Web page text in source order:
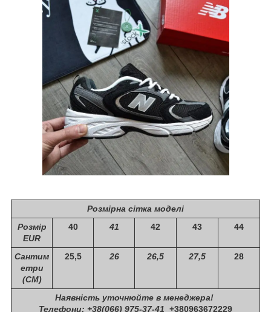
Розмірна сітка моделі
Розмір
EUR
40 41 42 43 44
Сантим
етри
(СМ)
25,5 26 26,5 27,5 28
Наявність уточнюйте в менеджера!
Телефони: +38(066) 975-37-41 +380963672229